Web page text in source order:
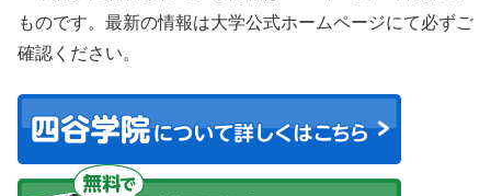
ものです。最新の情報は大学公式ホームページにて必ずご
確認ください。